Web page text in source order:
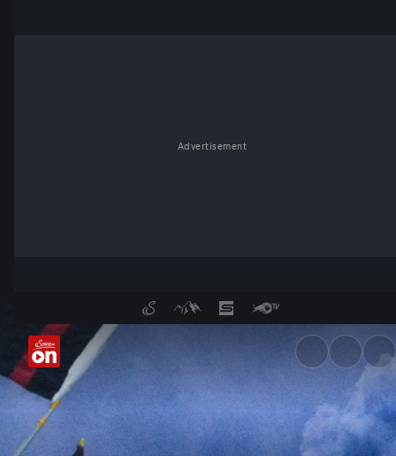
Advertisement
Basel-Fans in Salzburg -